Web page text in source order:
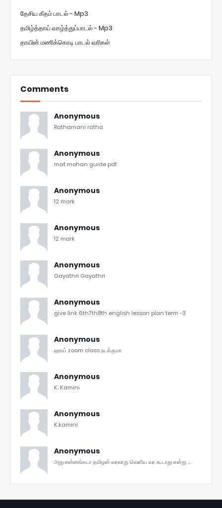
தேசிய கீதம் பாடல் - Mp3
தமிழ்த்தாய் வாழ்த்துப்பாடல் - Mp3
தாயின் மணிக்கொடி பாடல் வரிகள்
Comments
Anonymous
Rathamani ratha
Anonymous
mat mohan guide pdf
Anonymous
12 mark
Anonymous
12 mark
Anonymous
Gayathri Gayathri
Anonymous
give link 6th7th8th english lesson plan term -3
Anonymous
ஹாய் zoom class நடக்குமா
Anonymous
K. Kamini
Anonymous
K.kamini
Anonymous
அது என்னங்கடா தமிழன் வரலாறு வெளிய வர கூடாது என்று ...